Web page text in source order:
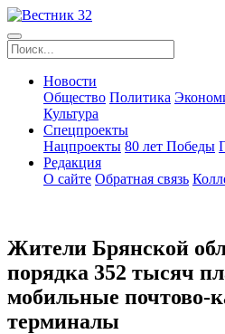
Новости
Общество Политика
Культура
Спецпроекты
Нацпроекты 80 лет Победы
Редакция
О сайте Обратная связь
Жители Брянской
порядка 352 тысяч
мобильные почтово-
терминалы